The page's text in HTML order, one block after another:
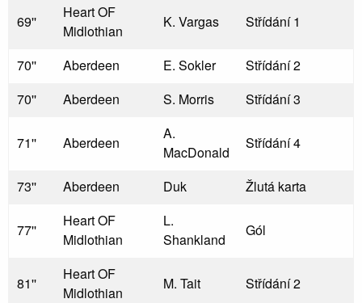
69''
Heart OF
Midlothian
K. Vargas Střídání 1
70'' Aberdeen E. Sokler
Střídání 2
70''
Aberdeen S. Morris Střídání 3
71'' Aberdeen
A.
MacDonald
Střídání 4
73'' Aberdeen Duk Žlutá karta
77''
Heart OF
Midlothian
L.
Shankland
Gól
81''
Heart OF
Midlothian
M. Tait Střídání 2